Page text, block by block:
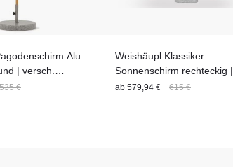
Alu
| versch.
535 €
Weishäupl Klassiker
Sonnenschirm rechteckig |
versch. Größen
ab 579,94 € 615 €